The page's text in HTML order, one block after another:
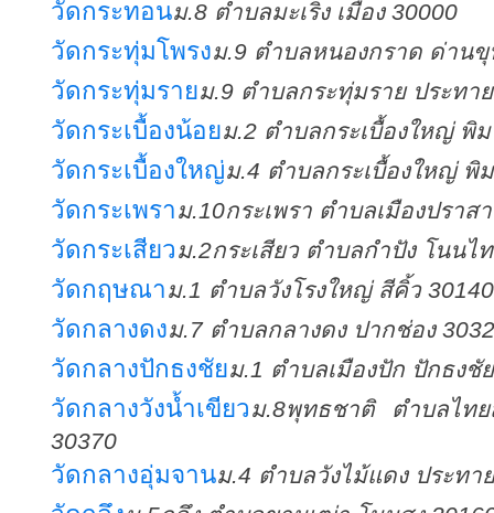
วัดกระทอนม.8 ตำบลมะเริง เมือง 30000
วัดกระทุ่มโพรงม.9 ตำบลหนองกราด ด่าน
วัดกระทุ่มรายม.9 ตำบลกระทุ่มราย ประทา
วัดกระเบื้องน้อยม.2 ตำบลกระเบื้องใหญ่ พิ
วัดกระเบื้องใหญ่ม.4 ตำบลกระเบื้องใหญ่ พิ
วัดกระเพราม.10กระเพรา ตำบลเมืองปราส
วัดกระเสียวม.2กระเสียว ตำบลกำปัง โนนไ
วัดกฤษณาม.1 ตำบลวังโรงใหญ่ สีคิ้ว 30140
วัดกลางดงม.7 ตำบลกลางดง ปากช่อง
วัดกลางปักธงชัยม.1 ตำบลเมืองปัก ปักธงชั
วัดกลางวังน้ำเขียวม.8พุทธชาติ ตำบลไทย
30370
วัดกลางอุ่มจานม.4 ตำบลวังไม้แดง ประทา